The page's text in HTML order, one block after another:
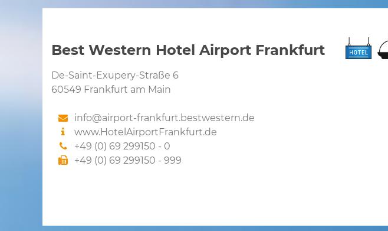
Best Western Hotel Airport Frankfurt
De-Saint-Exupery-Straße 6
60549 Frankfurt am Main
info@airport-frankfurt.bestwestern.de
www.HotelAirportFrankfurt.de
+49 (0) 69 299150 - 0
+49 (0) 69 299150 - 999